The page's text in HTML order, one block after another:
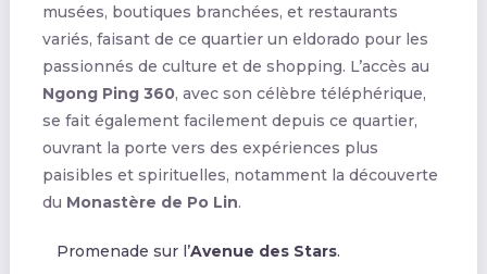
musées, boutiques branchées, et restaurants
variés, faisant de ce quartier un eldorado pour les
passionnés de culture et de shopping. L’accès au
Ngong Ping 360, avec son célèbre téléphérique,
se fait également facilement depuis ce quartier,
ouvrant la porte vers des expériences plus
paisibles et spirituelles, notamment la découverte
du Monastère de Po Lin.
Promenade sur l’Avenue des Stars.